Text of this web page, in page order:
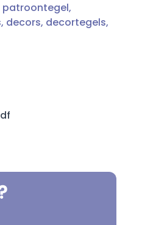
patroontegel,
decors, decortegels,